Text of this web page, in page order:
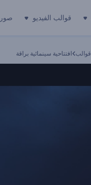
قوالب الفيديو صور AI
قوالب افتتاحية سينمائية براقة